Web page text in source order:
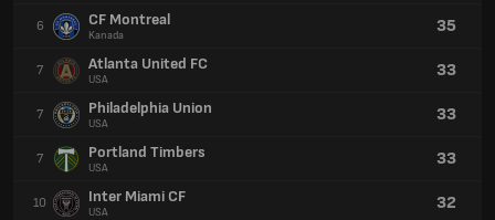
6 CF Montreal
Kanada 35
7 Atlanta United FC
USA 33
7 Philadelphia Union
USA 33
7 Portland Timbers
USA 33
10 Inter Miami CF
USA 32